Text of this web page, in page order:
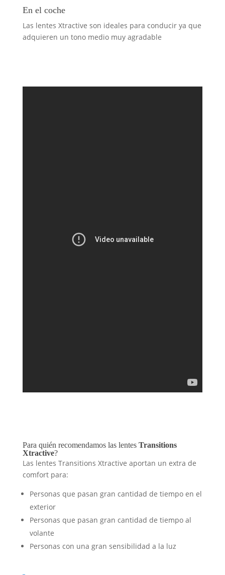
En el coche
Las lentes Xtractive son ideales para conducir ya que
adquieren un tono medio muy agradable
Para quién recomendamos las lentes Transitions
Xtractive?
Las lentes Transitions Xtractive aportan un extra de
comfort para:
Personas que pasan gran cantidad de tiempo en el
exterior
Personas que pasan gran cantidad de tiempo al
volante
Personas con una gran sensibilidad a la luz